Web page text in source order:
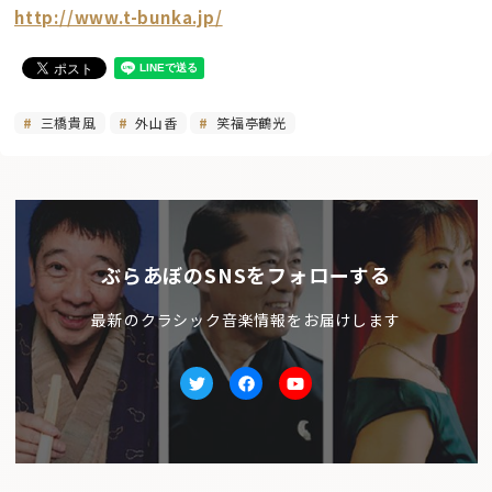
http://www.t-bunka.jp/
三橋貴風 外山香 笑福亭鶴光
ぶらあぼのSNSをフォローする
最新のクラシック音楽情報をお届けします
TwitterfacebookYoutube